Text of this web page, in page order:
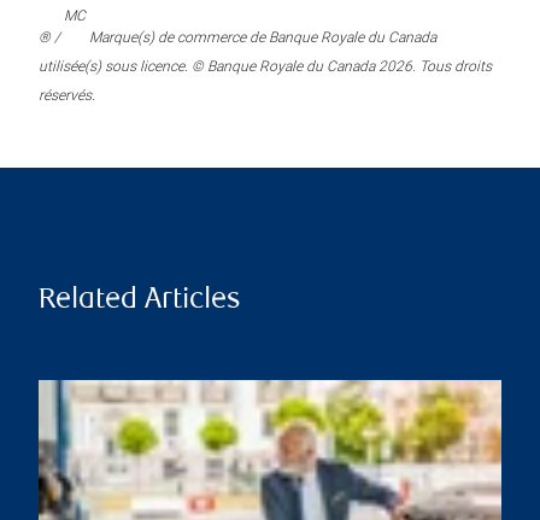
® /
MC
Marque(s) de commerce de Banque Royale du Canada
utilisée(s) sous licence. © Banque Royale du Canada 2026. Tous droits
réservés.
Related Articles